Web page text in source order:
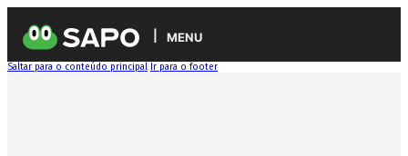
MENU
Saltar para o conteúdo principal Ir para o footer